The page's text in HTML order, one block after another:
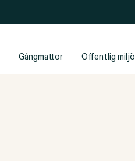
Gångmattor Offentlig miljö